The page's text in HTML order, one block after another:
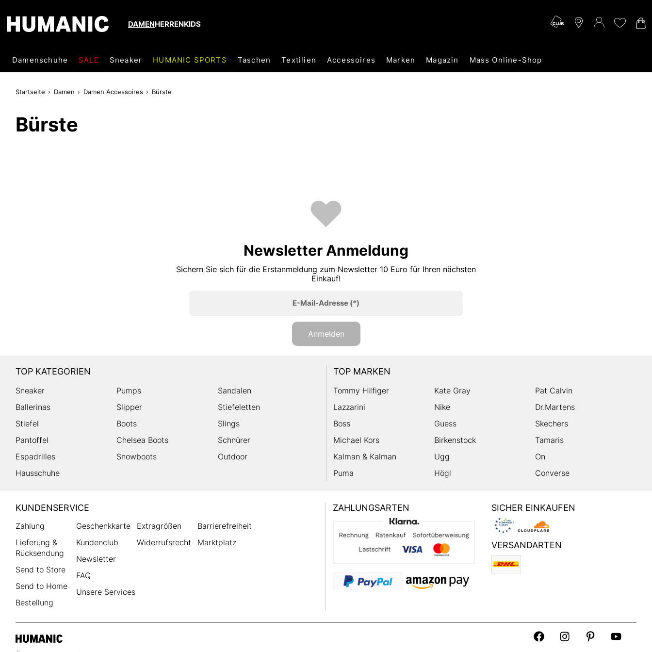
DAMENHERRENKIDS
Damenschuhe SALE Sneaker HUMANIC SPORTS Taschen Textilien Accessoires Marken Magazin Mass Online-Shop
Startseite Damen Damen Accessoires Bürste
Bürste
Newsletter Anmeldung
Sichern Sie sich für die Erstanmeldung zum Newsletter 10 Euro für Ihren nächsten
Einkauf!
E-Mail-Adresse(*)
Anmelden
TOP KATEGORIEN
Sneaker Pumps
Sandalen
Ballerinas
Slipper
Stiefeletten
Stiefel
Boots
Slings
Pantoffel
Chelsea Boots
Schnürer
Espadrilles
Snowboots
Outdoor
Hausschuhe
TOP MARKEN
Tommy Hilfiger Kate Gray
Pat Calvin
Lazzarini
Nike
Dr.Martens
Boss
Guess
Skechers
Michael Kors
Birkenstock
Tamaris
Kalman & Kalman
Ugg
On
Puma
Högl Converse
HUMANIC
Footer
KUNDENSERVICE
Zahlung
Lieferung &
Rücksendung
Send to Store
Send to Home
Bestellung
Geschenkkarte
Kundenclub
Newsletter
FAQ
Unsere Services
Extragrößen
Widerrufsrecht
Barrierefreiheit
Marktplatz
ZAHLUNGSARTEN SICHER EINKAUFEN
VERSANDARTEN